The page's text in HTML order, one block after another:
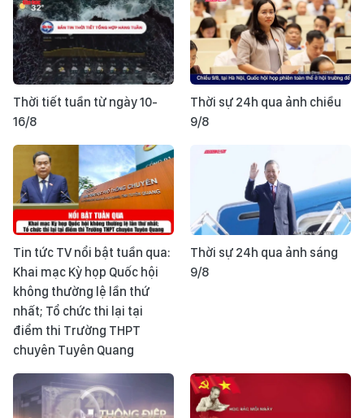
Thời tiết tuần từ ngày 10-
16/8
Thời sự 24h qua ảnh chiều
9/8
Tin tức TV nổi bật tuần qua:
Khai mạc Kỳ họp Quốc hội
không thường lệ lần thứ
nhất; Tổ chức thi lại tại
điểm thi Trường THPT
chuyên Tuyên Quang
Thời sự 24h qua ảnh sáng
9/8